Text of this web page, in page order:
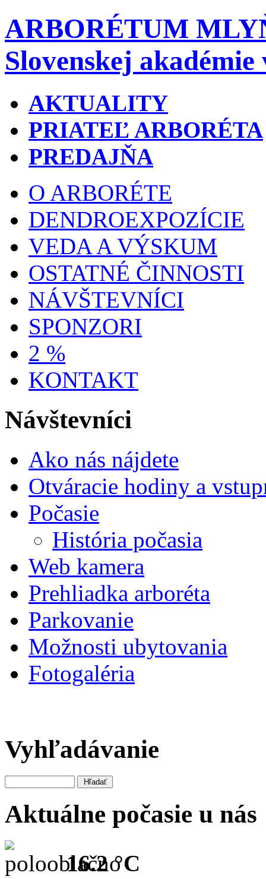
ARBORÉTUM
Slovenskej akadémie
AKTUALITY
PRIATEĽ ARBORÉTA
PREDAJŇA
O ARBORÉTE
DENDROEXPOZÍCIE
VEDA A VÝSKUM
OSTATNÉ ČINNOSTI
NÁVŠTEVNÍCI
SPONZORI
2 %
KONTAKT
Návštevníci
Ako nás nájdete
Otváracie hodiny a
Počasie
História počasia
Web kamera
Prehliadka arboréta
Parkovanie
Možnosti ubytovania
Fotogaléria
Vyhľadávanie
Aktuálne počasie u nás
16.2 °C